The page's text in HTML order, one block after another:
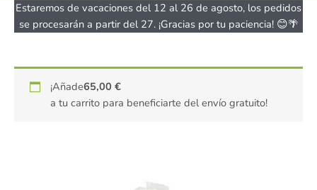
Estaremos de vacaciones del 12 al 26 de agosto, los pedidos
se procesarán a partir del 27. ¡Gracias por tu paciencia! 😊🌴
¡Añade65,00€
a tu carrito para beneficiarte del envío gratuito!
Bolsa
para
panettone